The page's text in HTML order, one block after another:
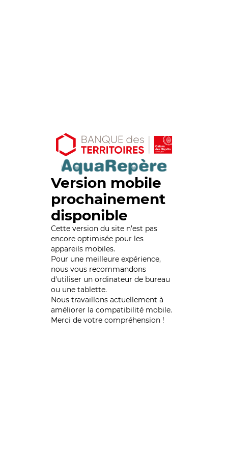
Version mobile
prochainement
disponible
Cette version du site n’est pas
encore optimisée pour les
appareils mobiles.
Pour une meilleure expérience,
nous vous recommandons
d'utiliser un ordinateur de bureau
ou une tablette.
Nous travaillons actuellement à
améliorer la compatibilité mobile.
Merci de votre compréhension !